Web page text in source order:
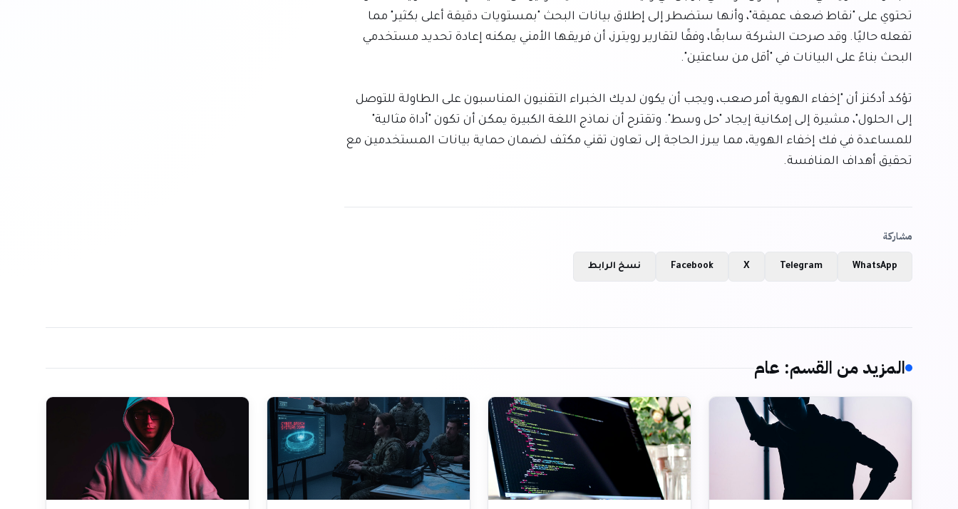
تحقيق أهداف المنافسة.
مشاركة
WhatsApp
Telegram
X
Facebook نسخ الرابط
المزيد من القسم: عام